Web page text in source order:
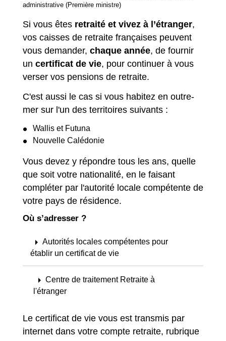
administrative (Première ministre)
Si vous êtes retraité et vivez à l’étranger,
vos caisses de retraite françaises peuvent
vous demander, chaque année, de fournir
un certificat de vie, pour continuer à vous
verser vos pensions de retraite.
C'est aussi le cas si vous habitez en outre-
mer sur l'un des territoires suivants :
Wallis et Futuna
Nouvelle Calédonie
Vous devez y répondre tous les ans, quelle
que soit votre nationalité, en le faisant
compléter par l'autorité locale compétente de
votre pays de résidence.
Où s’adresser ?
arrow_right Autorités locales compétentes pour
établir un certificat de vie
arrow_right Centre de traitement Retraite à
l'étranger
Le certificat de vie vous est transmis par
internet dans votre compte retraite, rubrique